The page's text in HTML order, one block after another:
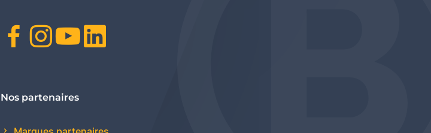
Facebook
Instagram
Youtube
Nos partenaires